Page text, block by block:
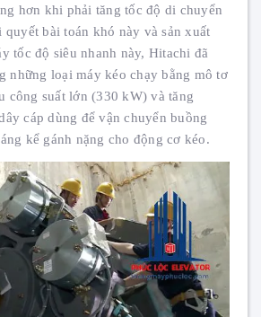
hơn khi phải tăng tốc độ di chuyển
bài toán khó này và sản xuất
tốc độ siêu nhanh này, Hitachi đã
những loại máy kéo chạy bằng mô tơ
công suất lớn (330 kW) và tăng
cáp dùng để vận chuyển buồng
kể gánh nặng cho động cơ kéo.